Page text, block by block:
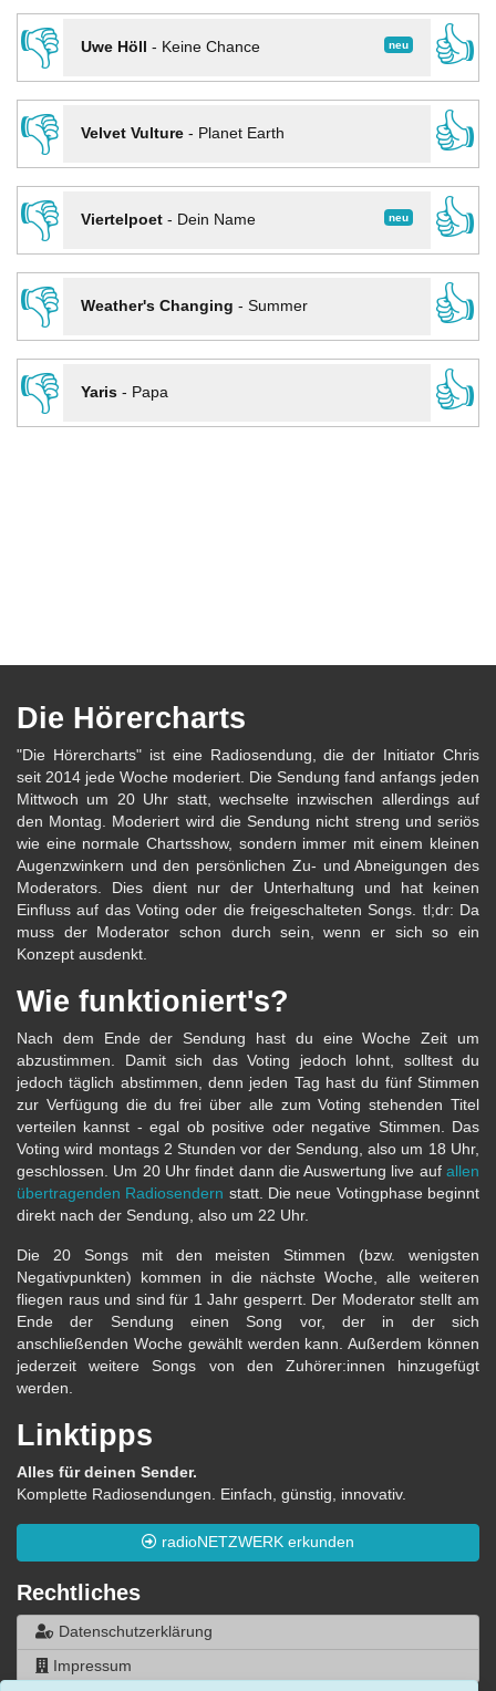
👎
neu
Uwe Höll - Keine Chance
👍
👎
Velvet Vulture- Planet Earth
👍
👎
neu
Viertelpoet- Dein Name
👍
👎
Weather's Changing - Summer
👍
👎
Yaris- Papa 👍
Die Hörercharts
"Die Hörercharts" ist eine Radiosendung, die der Initiator Chris
seit 2014 jede Woche moderiert. Die Sendung fand anfangs jeden
Mittwoch um 20 Uhr statt, wechselte inzwischen allerdings auf
den Montag. Moderiert wird die Sendung nicht streng und seriös
wie eine normale Chartsshow, sondern immer mit einem kleinen
Augenzwinkern und den persönlichen Zu- und Abneigungen des
Moderators. Dies dient nur der Unterhaltung und hat keinen
Einfluss auf das Voting oder die freigeschalteten Songs. tl;dr: Da
muss der Moderator schon durch sein, wenn er sich so ein
Konzept ausdenkt.
Wie funktioniert's?
Nach dem Ende der Sendung hast du eine Woche Zeit um
abzustimmen. Damit sich das Voting jedoch lohnt, solltest du
jedoch täglich abstimmen, denn jeden Tag hast du fünf Stimmen
zur Verfügung die du frei über alle zum Voting stehenden Titel
verteilen kannst - egal ob positive oder negative Stimmen. Das
Voting wird montags 2 Stunden vor der Sendung, also um 18 Uhr,
geschlossen. Um 20 Uhr findet dann die Auswertung live auf allen
übertragenden Radiosendern statt. Die neue Votingphase beginnt
direkt nach der Sendung, also um 22 Uhr.
Die 20 Songs mit den meisten Stimmen (bzw. wenigsten
Negativpunkten) kommen in die nächste Woche, alle weiteren
fliegen raus und sind für 1 Jahr gesperrt. Der Moderator stellt am
Ende der Sendung einen Song vor, der in der sich
anschließenden Woche gewählt werden kann. Außerdem können
jederzeit weitere Songs von den Zuhörer:innen hinzugefügt
werden.
Linktipps
Alles für deinen Sender.
Komplette Radiosendungen. Einfach, günstig, innovativ.
radioNETZWERK erkunden
Rechtliches
Datenschutzerklärung
Impressum